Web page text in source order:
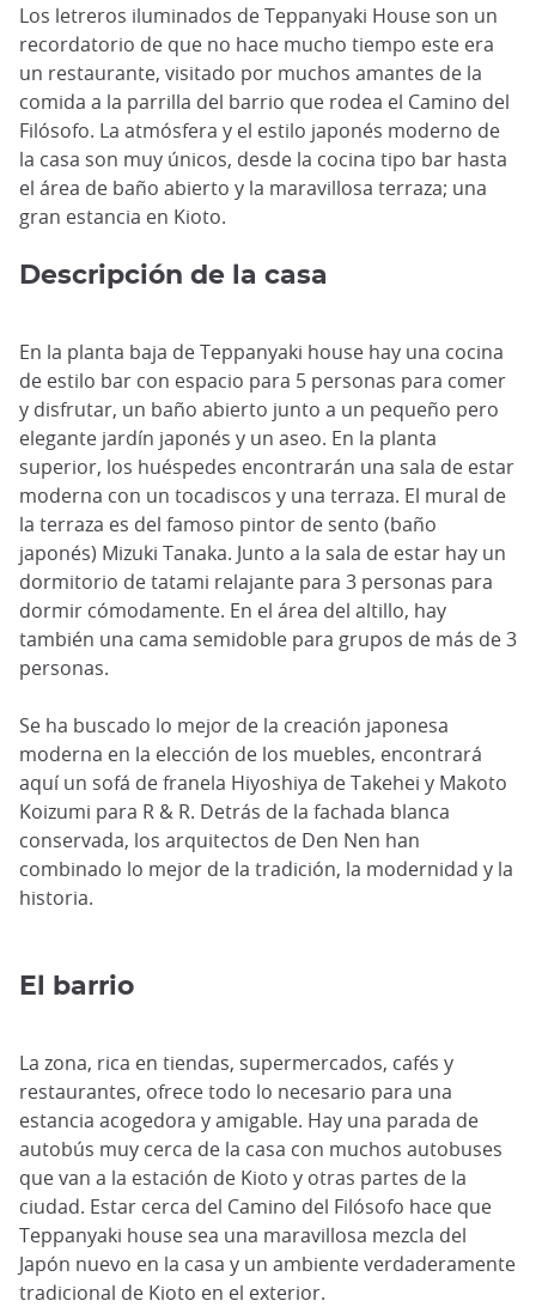
Los letreros iluminados de Teppanyaki House son un
recordatorio de que no hace mucho tiempo este era
un restaurante, visitado por muchos amantes de la
comida a la parrilla del barrio que rodea el Camino del
Filósofo. La atmósfera y el estilo japonés moderno de
la casa son muy únicos, desde la cocina tipo bar hasta
el área de baño abierto y la maravillosa terraza; una
gran estancia en Kioto.
Descripción de la casa
En la planta baja de Teppanyaki house hay una cocina
de estilo bar con espacio para 5 personas para comer
y disfrutar, un baño abierto junto a un pequeño pero
elegante jardín japonés y un aseo. En la planta
superior, los huéspedes encontrarán una sala de estar
moderna con un tocadiscos y una terraza. El mural de
la terraza es del famoso pintor de sento (baño
japonés) Mizuki Tanaka. Junto a la sala de estar hay un
dormitorio de tatami relajante para 3 personas para
dormir cómodamente. En el área del altillo, hay
también una cama semidoble para grupos de más de 3
personas.
Se ha buscado lo mejor de la creación japonesa
moderna en la elección de los muebles, encontrará
aquí un sofá de franela Hiyoshiya de Takehei y Makoto
Koizumi para R & R. Detrás de la fachada blanca
conservada, los arquitectos de Den Nen han
combinado lo mejor de la tradición, la modernidad y la
historia.
El barrio
La zona, rica en tiendas, supermercados, cafés y
restaurantes, ofrece todo lo necesario para una
estancia acogedora y amigable. Hay una parada de
autobús muy cerca de la casa con muchos autobuses
que van a la estación de Kioto y otras partes de la
ciudad. Estar cerca del Camino del Filósofo hace que
Teppanyaki house sea una maravillosa mezcla del
Japón nuevo en la casa y un ambiente verdaderamente
tradicional de Kioto en el exterior.